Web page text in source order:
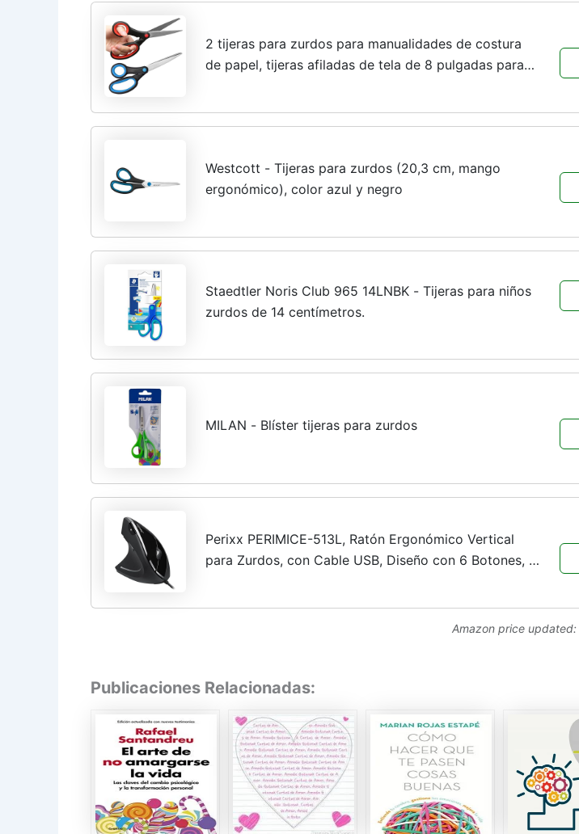
2 tijeras para zurdos para manualidades de costura
de papel, tijeras afiladas de tela de 8 pulgadas para
Westcott - Tijeras para zurdos (20,3 cm, mango
ergonómico), color azul y negro
Staedtler Noris Club 965 14LNBK - Tijeras para niños
zurdos de 14 centímetros.
MILAN - Blíster tijeras para zurdos
Perixx PERIMICE-513L, Ratón Ergonómico Vertical
para Zurdos, con Cable USB, Diseño con 6 Botones, 3
Amazon price updated:
Publicaciones Relacionadas: